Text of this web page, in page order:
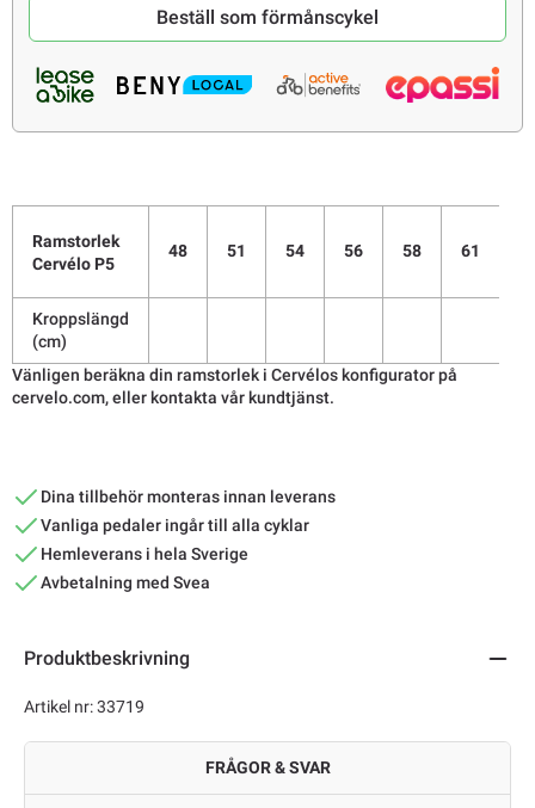
Beställ som förmånscykel
Ramstorlek
Cervélo P5
48 51 54 56 58 61
Kroppslängd
(cm)
Vänligen beräkna din ramstorlek i Cervélos konfigurator på
cervelo.com, eller kontakta vår kundtjänst.
Dina tillbehör monteras innan leverans
Vanliga pedaler ingår till alla cyklar
Hemleverans i hela Sverige
Avbetalning med Svea
Produktbeskrivning
Artikel nr: 33719
FRÅGOR & SVAR